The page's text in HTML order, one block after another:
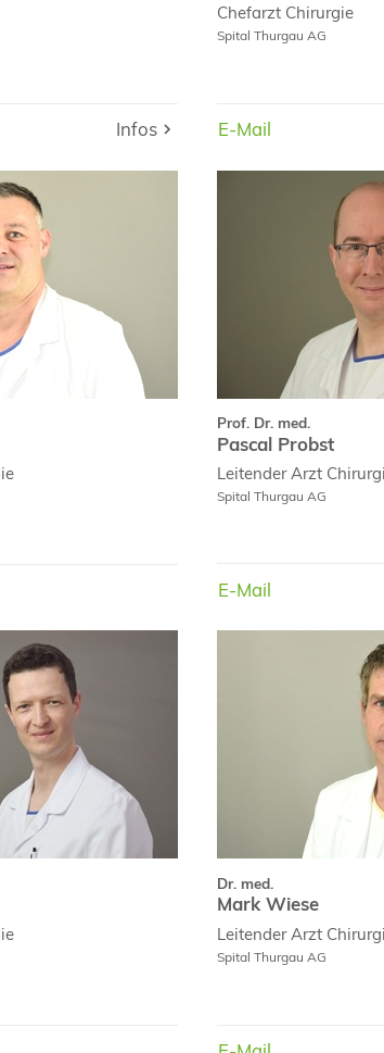
Infos
E-Mail
Chefarzt Chirurgie
Spital Thurgau AG
E-Mail
Infos
Prof. Dr. med.
Pascal Probst
Leitender Arzt
Spital Thurgau AG
E-Mail
Infos
Saulius Sudikas
Dr. med.
Mark Wiese
Leitender Arzt
Spital Thurgau AG